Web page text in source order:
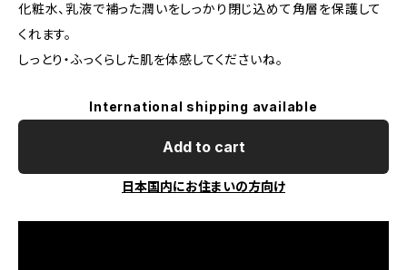
化粧水、乳液で補った潤いをしっかり閉じ込めて角層を保護して
くれます。
しっとり・ふっくらした肌を体感してくださいね。
International shipping available
Add to cart
日本国内にお住まいの方向け